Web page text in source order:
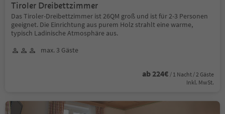
Tiroler Dreibettzimmer
Das Tiroler-Dreibettzimmer ist 26QM groß und ist für 2-3 Personen
geeignet. Die Einrichtung aus purem Holz strahlt eine warme,
typisch Ladinische Atmosphäre aus.
max. 3 Gäste
ab 224€ / 1 Nacht / 2 Gäste
Inkl. MwSt.